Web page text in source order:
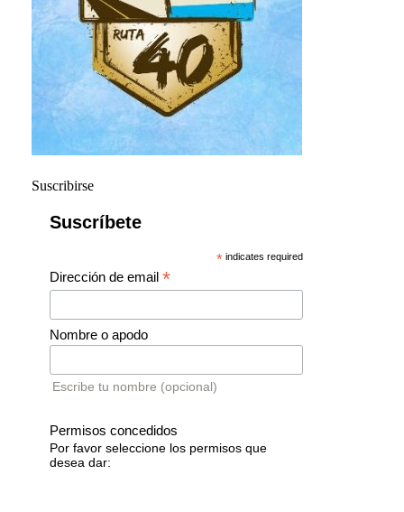
Suscribirse
Suscríbete
* indicates required
Dirección de email *
Nombre o apodo
Escribe tu nombre (opcional)
Permisos concedidos
Por favor seleccione los permisos que
desea dar: